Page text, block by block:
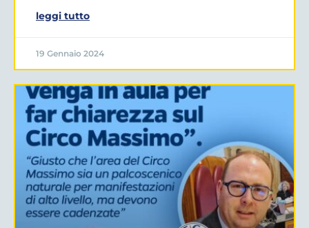
leggi tutto
19 Gennaio 2024